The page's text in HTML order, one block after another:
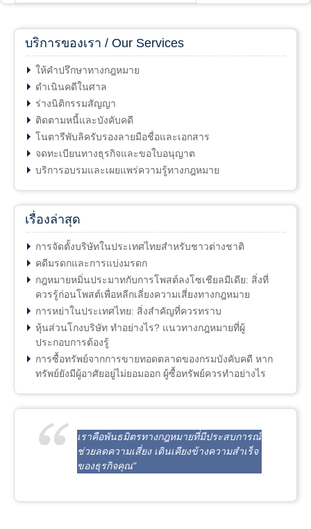
บริการของเรา / Our Services
ให้คำปรึกษาทางกฎหมาย
ดำเนินคดีในศาล
ร่างนิติกรรมสัญญา
ติดตามหนี้และบังคับคดี
โนตารีพับลิครับรองลายมือชื่อและเอกสาร
จดทะเบียนทางธุรกิจและขอใบอนุญาต
บริการอบรมและเผยแพร่ความรู้ทางกฎหมาย
เรื่องล่าสุด
การจัดตั้งบริษัทในประเทศไทยสำหรับชาวต่างชาติ
คดีมรดกและการแบ่งมรดก
กฎหมายหมิ่นประมาทกับการโพสต์ลงโซเชียลมีเดีย: สิ่งที่
ควรรู้ก่อนโพสต์เพื่อหลีกเลี่ยงความเสี่ยงทางกฎหมาย
การหย่าในประเทศไทย: สิ่งสำคัญที่ควรทราบ
หุ้นส่วนโกงบริษัท ทำอย่างไร? แนวทางกฎหมายที่ผู้
ประกอบการต้องรู้
การซื้อทรัพย์จากการขายทอดตลาดของกรมบังคับคดี หาก
ทรัพย์ยังมีผู้อาศัยอยู่ไม่ยอมออก ผู้ซื้อทรัพย์ควรทำอย่างไร
เราคือพันธมิตรทางกฎหมายที่มีประสบการณ์
ช่วยลดความเสี่ยง เดินเคียงข้างความสำเร็จ
ของธุรกิจคุณ"